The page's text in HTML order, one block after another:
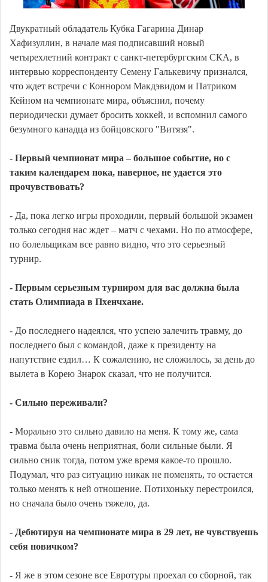
Двукратный обладатель Кубка Гагарина Динар
Хафизуллин, в начале мая подписавший новый
четырехлетний контракт с санкт-петербургским СКА, в
интервью корреспонденту Семену Галькевичу признался,
что ждет встречи с Коннором Макдэвидом и Патриком
Кейном на чемпионате мира, объяснил, почему
периодически думает бросить хоккей, и вспомнил самого
безумного канадца из бойцовского "Витязя".
- Первый чемпионат мира – большое событие, но с
таким календарем пока, наверное, не удается это
прочувствовать?
- Да, пока легко игры проходили, первый большой экзамен
только сегодня нас ждет – матч с чехами. Но по атмосфере,
по болельщикам все равно видно, что это серьезный
турнир.
- Первым серьезным турниром для вас должна была
стать Олимпиада в Пхенчхане.
- До последнего надеялся, что успею залечить травму, до
последнего был с командой, даже к президенту на
напутствие ездил… К сожалению, не сложилось, за день до
вылета в Корею Знарок сказал, что не получится.
- Сильно переживали?
- Морально это сильно давило на меня. К тому же, сама
травма была очень неприятная, боли сильные были. Я
сильно сник тогда, потом уже время какое-то прошло.
Подумал, что раз ситуацию никак не поменять, то остается
только менять к ней отношение. Потихоньку перестроился,
но сначала было очень тяжело, да.
- Дебютируя на чемпионате мира в 29 лет, не чувствуешь
себя новичком?
- Я же в этом сезоне все Евротуры проехал со сборной, так